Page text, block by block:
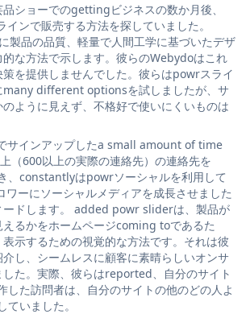
ショーでのgettingビジネスの数か月後、
ンで販売する方法を探していました。
製品の品質、軽量で人間工学に基づいたデザ
な方法で示します。彼らのWebydoはこれ
を提供しませんでした。彼らはpowrスライ
many different optionsを試しましたが、サ
ように見えず、不格好で使いにくいものは
サインアップしたa small amount of time
（600以上の実際の連絡先）の連絡先を
、constantlyはpowrソーシャルを利用して
ワーにソーシャルメディアを成長させました
ードします。 added powr sliderは、製品が
るかをホームページcoming toであるた
示するための視覚的な方法です。それは彼
し、シームレスに顧客に素晴らしいオンサ
た。実際、彼らはreported、自分のサイト
した訪問者は、自分のサイトの他のどの人よ
ていました。